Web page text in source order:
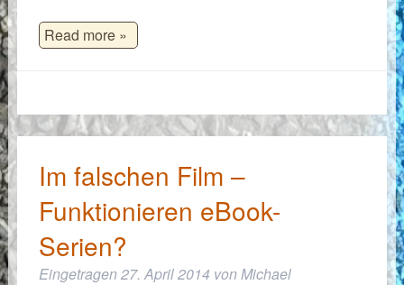
Read more »
Im falschen Film –
Funktionieren eBook-
Serien?
Eingetragen27. April 2014 vonMichael